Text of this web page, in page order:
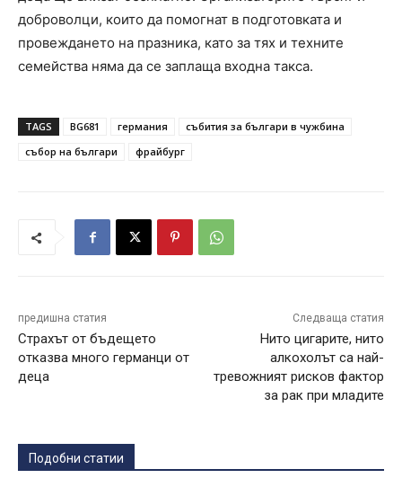
доброволци, които да помогнат в подготовката и
провеждането на празника, като за тях и техните
семейства няма да се заплаща входна такса.
TAGS BG681 германия
събития за българи в чужбина
събор на българи
фрайбург
предишна статия
Страхът от бъдещето
отказва много германци от
деца
Следваща статия
Нито цигарите, нито
алкохолът са най-
тревожният рисков фактор
за рак при младите
Подобни статии